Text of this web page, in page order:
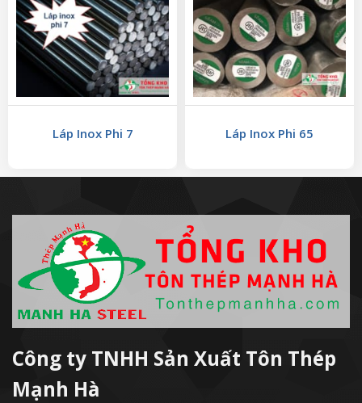
Láp Inox Phi 7 Láp Inox Phi 65
Công ty TNHH Sản Xuất Tôn Thép
Mạnh Hà